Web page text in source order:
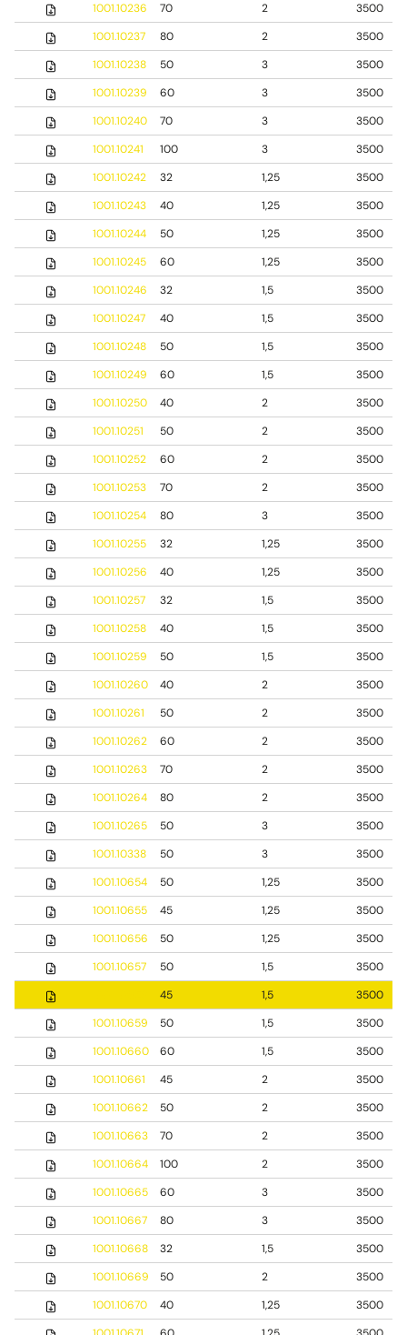
1001.10236
70 2
3500
1001.10237
80 2
3500
1001.10238
50 3
3500
1001.10239
60 3
3500
1001.10240
70 3
3500
1001.10241
100 3
3500
1001.10242
32 1,25
3500
1001.10243
40 1,25
3500
1001.10244
50 1,25
3500
1001.10245
60 1,25
3500
1001.10246
32 1,5
3500
1001.10247
40 1,5
3500
1001.10248
50 1,5
3500
1001.10249
60 1,5
3500
1001.10250
40 2
3500
1001.10251
50 2
3500
1001.10252
60 2
3500
1001.10253
70 2
3500
1001.10254
80 3
3500
1001.10255
32 1,25
3500
1001.10256
40 1,25
3500
1001.10257
32 1,5
3500
1001.10258
40 1,5
3500
1001.10259
50 1,5
3500
1001.10260
40 2
3500
1001.10261
50 2
3500
1001.10262
60 2
3500
1001.10263
70 2
3500
1001.10264
80 2
3500
1001.10265
50 3
3500
1001.10338
50 3
3500
1001.10654
50 1,25
3500
1001.10655
45 1,25
3500
1001.10656
50 1,25
3500
1001.10657
50 1,5
3500
45 1,5
3500
1001.10659
50 1,5
3500
1001.10660
60 1,5
3500
1001.10661
45 2
3500
1001.10662
50 2
3500
1001.10663
70 2
3500
1001.10664
100 2
3500
1001.10665
60 3
3500
1001.10667
80 3
3500
1001.10668
32 1,5
3500
1001.10669
50 2
3500
1001.10670
40 1,25
3500